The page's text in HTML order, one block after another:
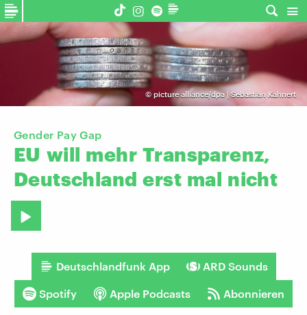
© picture alliance/dpa | Sebastian Kahnert
Gender Pay Gap
EU will mehr Transparenz,
Deutschland erst mal nicht
Deutschlandfunk App ARD Sounds
Spotify Apple Podcasts Abonnieren